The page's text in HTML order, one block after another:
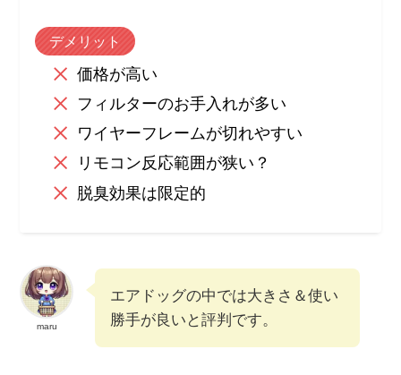
デメリット
価格が高い
フィルターのお手入れが多い
ワイヤーフレームが切れやすい
リモコン反応範囲が狭い？
脱臭効果は限定的
maru
エアドッグの中では大きさ＆使い
勝手が良いと評判です。